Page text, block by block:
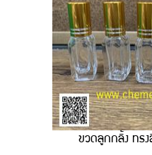
ขวดลูกกลิ้ง ทร